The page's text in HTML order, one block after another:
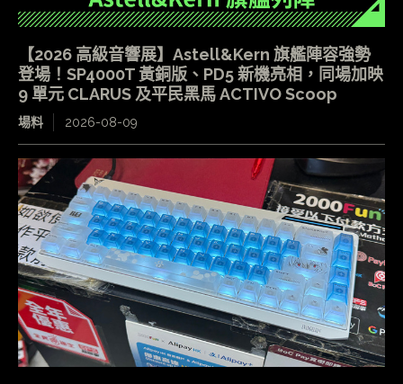
【2026 高級音響展】Astell&Kern 旗艦陣容強勢
登場！SP4000T 黃銅版、PD5 新機亮相，同場加映
9 單元 CLARUS 及平民黑馬 ACTIVO Scoop
場料 2026-08-09